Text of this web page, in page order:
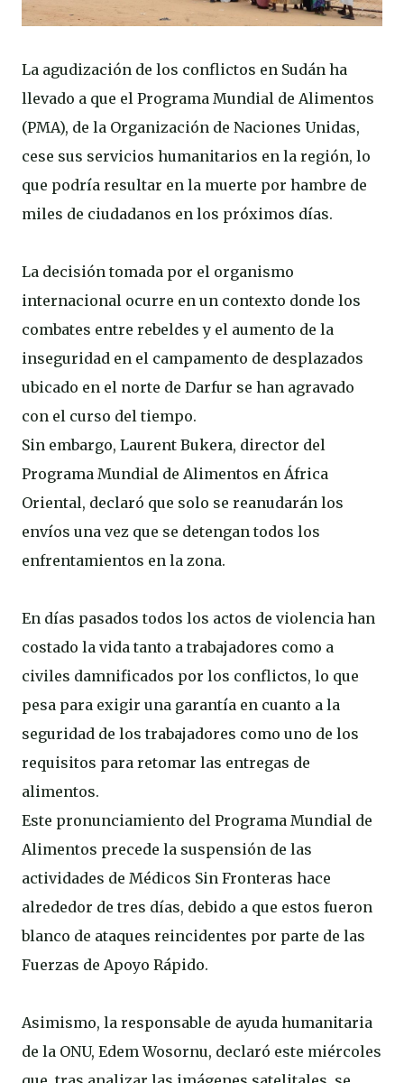
La agudización de los conflictos en Sudán ha
llevado a que el Programa Mundial de Alimentos
(PMA), de la Organización de Naciones Unidas,
cese sus servicios humanitarios en la región, lo
que podría resultar en la muerte por hambre de
miles de ciudadanos en los próximos días.
La decisión tomada por el organismo
internacional ocurre en un contexto donde los
combates entre rebeldes y el aumento de la
inseguridad en el campamento de desplazados
ubicado en el norte de Darfur se han agravado
con el curso del tiempo.
Sin embargo, Laurent Bukera, director del
Programa Mundial de Alimentos en África
Oriental, declaró que solo se reanudarán los
envíos una vez que se detengan todos los
enfrentamientos en la zona.
En días pasados todos los actos de violencia han
costado la vida tanto a trabajadores como a
civiles damnificados por los conflictos, lo que
pesa para exigir una garantía en cuanto a la
seguridad de los trabajadores como uno de los
requisitos para retomar las entregas de
alimentos.
Este pronunciamiento del Programa Mundial de
Alimentos precede la suspensión de las
actividades de Médicos Sin Fronteras hace
alrededor de tres días, debido a que estos fueron
blanco de ataques reincidentes por parte de las
Fuerzas de Apoyo Rápido.
Asimismo, la responsable de ayuda humanitaria
de la ONU, Edem Wosornu, declaró este miércoles